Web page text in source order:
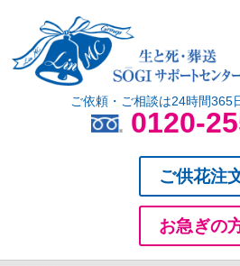
ご依頼・ご相談は24時間365
0120-
ご供花注
お急ぎの